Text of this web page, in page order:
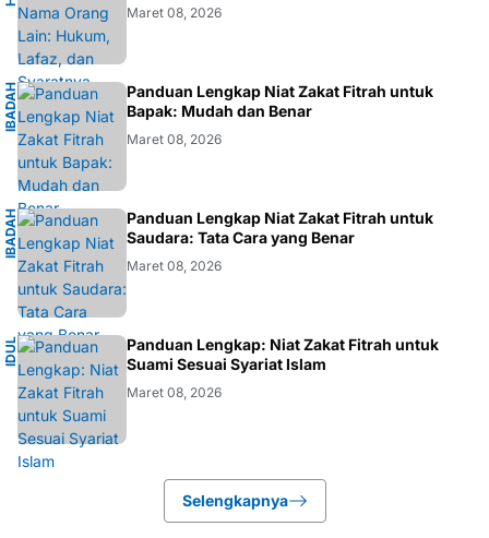
Maret 08, 2026
I
B
A
DA
H
I
S
L
AM
Panduan Lengkap Niat Zakat Fitrah untuk
Bapak: Mudah dan Benar
Maret 08, 2026
I
B
A
DA
H
I
S
L
AM
Panduan Lengkap Niat Zakat Fitrah untuk
Saudara: Tata Cara yang Benar
Maret 08, 2026
I
D
U
L
F
I
T
RI
Panduan Lengkap: Niat Zakat Fitrah untuk
Suami Sesuai Syariat Islam
Maret 08, 2026
Selengkapnya